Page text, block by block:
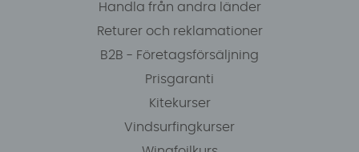
Handla från andra länder
Returer och reklamationer
B2B - Företagsförsäljning
Prisgaranti
Kitekurser
Vindsurfingkurser